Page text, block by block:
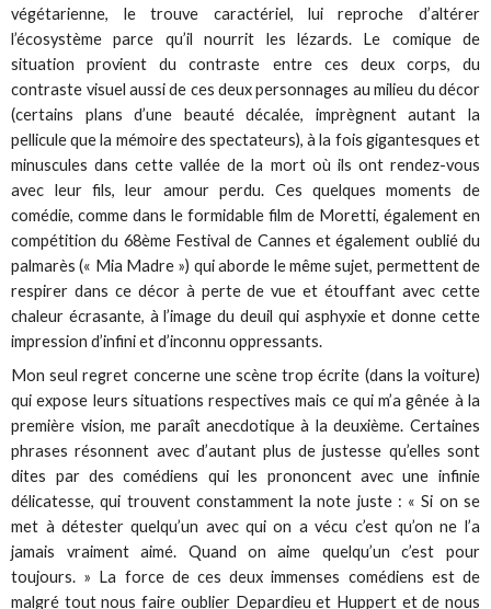
végétarienne, le trouve caractériel, lui reproche d’altérer
l’écosystème parce qu’il nourrit les lézards. Le comique de
situation provient du contraste entre ces deux corps, du
contraste visuel aussi de ces deux personnages au milieu du décor
(certains plans d’une beauté décalée, imprègnent autant la
pellicule que la mémoire des spectateurs), à la fois gigantesques et
minuscules dans cette vallée de la mort où ils ont rendez-vous
avec leur fils, leur amour perdu. Ces quelques moments de
comédie, comme dans le formidable film de Moretti, également en
compétition du 68ème Festival de Cannes et également oublié du
palmarès (« Mia Madre ») qui aborde le même sujet, permettent de
respirer dans ce décor à perte de vue et étouffant avec cette
chaleur écrasante, à l’image du deuil qui asphyxie et donne cette
impression d’infini et d’inconnu oppressants.
Mon seul regret concerne une scène trop écrite (dans la voiture)
qui expose leurs situations respectives mais ce qui m’a gênée à la
première vision, me paraît anecdotique à la deuxième. Certaines
phrases résonnent avec d’autant plus de justesse qu’elles sont
dites par des comédiens qui les prononcent avec une infinie
délicatesse, qui trouvent constamment la note juste : « Si on se
met à détester quelqu’un avec qui on a vécu c’est qu’on ne l’a
jamais vraiment aimé. Quand on aime quelqu’un c’est pour
toujours. » La force de ces deux immenses comédiens est de
malgré tout nous faire oublier Depardieu et Huppert et de nous